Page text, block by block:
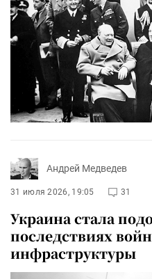
Андрей Медведев
31 июля 2026, 19:05 31
Украина стала
последствиях
инфраструктуры